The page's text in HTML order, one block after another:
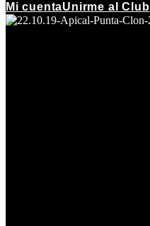
Mi cuentaUnirme al Club